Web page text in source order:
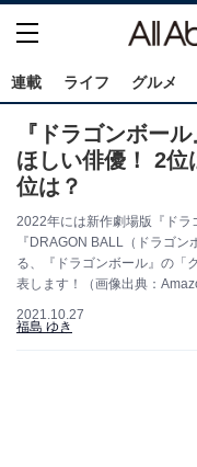
連載 ライフ グルメ
『ドラゴンボー
ほしい俳優！ 2位
位は？
2022年には新作劇場版『ドラ
『DRAGON BALL（ドラゴ
る、『ドラゴンボール』の「
表します！（画像出典：
2021.10.27
福島 ゆき